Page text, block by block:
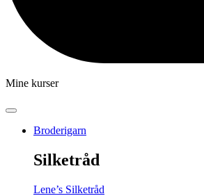
Mine kurser
Broderigarn
Silketråd
Lene’s Silketråd